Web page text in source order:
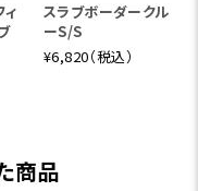
ィ
スラブボーダークル
ーS/S
¥6,820（税込）
商品